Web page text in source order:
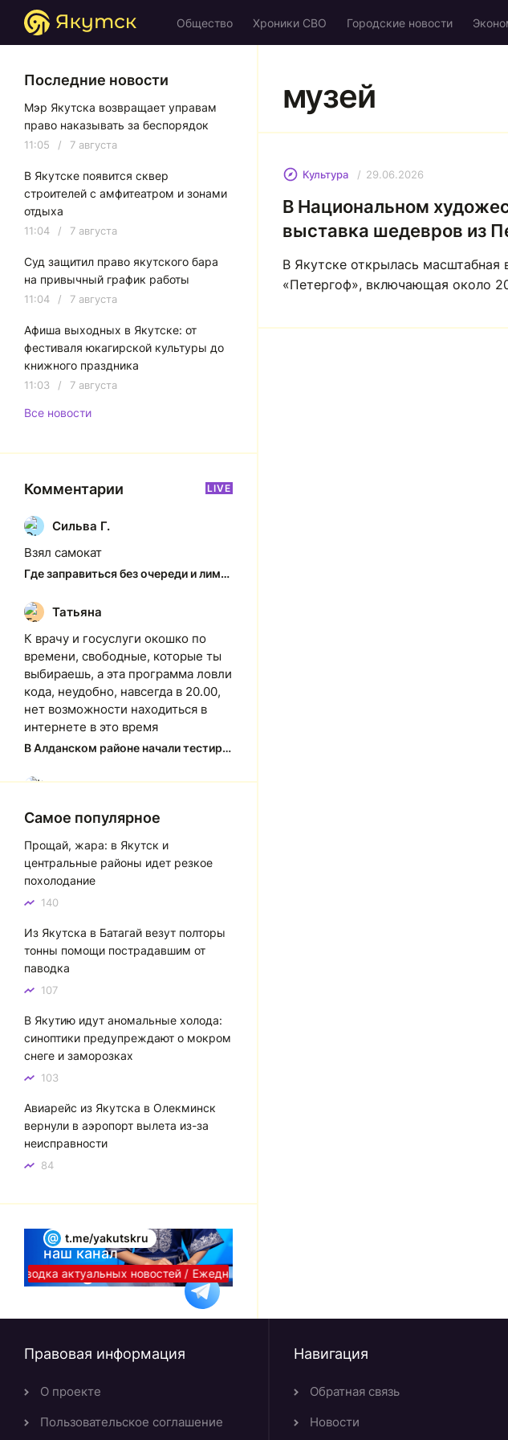
Общество Хроники СВО Городские новости
музей
Культура 29.06.2026
В Национальном
выставка шедевров из
В Якутске открылась масштабная
«Петергоф», включающая около
Последние новости
Мэр Якутска возвращает управам
право наказывать за беспорядок
11:05 / 7 августа
В Якутске появится сквер
строителей с амфитеатром и зонами
отдыха
11:04 / 7 августа
Суд защитил право якутского бара
на привычный график работы
11:04 / 7 августа
Афиша выходных в Якутске: от
фестиваля юкагирской культуры до
книжного праздника
11:03 / 7 августа
Все новости
Комментарии LIVE
С
Сильва Г.
Взял самокат
Где заправиться без очереди и лимитов: актуальная ситуация на АЗС Якутска
Т
Татьяна
К врачу и госуслуги окошко по
времени, свободные, которые ты
выбираешь, а эта программа ловли
кода, неудобно, навсегда в 20.00,
нет возможности находиться в
интернете в это время
В Алданском районе начали тестировать систему заправки по QR-кодам
Ю
Юлия Анатольевна
Спасибо за краткий, рассказ об
история города Якутска. Желаю
процветания нашему Северу!
К
Котя злой
Зной в Сибири, тем более в
Якутске. Никакой это не зной, а
просто приятное тепло. А про
палящее солнце тем более
даже в песнях поют…
Якутск готовится к пику летнего зноя: синоптики прогнозируют до плюс 35 градусов
Самое популярное
Прощай, жара: в Якутск и
центральные районы идет резкое
похолодание
140
Из Якутска в Батагай везут полторы
тонны помощи пострадавшим от
паводка
107
В Якутию идут аномальные холода:
синоптики предупреждают о мокром
снеге и заморозках
103
Авиарейс из Якутска в Олекминск
вернули в аэропорт вылета из-за
неисправности
84
наш канал
Telegram
@ t.me/yakutskru
сводка актуальных новостей / Ежедневная сводка актуальных новостей /
Правовая информация
О проекте
Пользовательское соглашение
Навигация
Обратная связь
Новости